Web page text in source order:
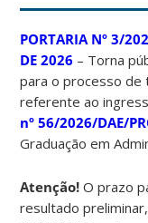
PORTARIA Nº 3/
DE 2026 – Torna
para o processo
referente ao
nº 56/2026/DAE/
Graduação em
Atenção! O prazo
resultado